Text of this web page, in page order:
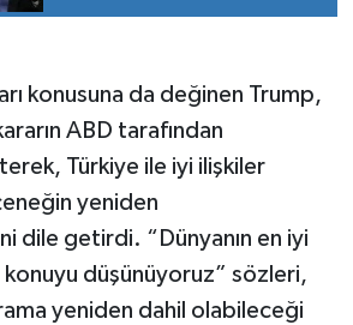
konusuna da değinen Trump,
ABD tarafından
Türkiye ile iyi ilişkiler
yeniden
dile getirdi. “Dünyanın en iyi
konuyu düşünüyoruz” sözleri,
yeniden dahil olabileceği